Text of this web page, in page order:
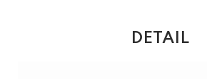
DETAIL